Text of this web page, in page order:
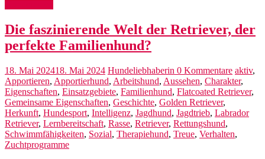
Die faszinierende Welt der Retriever, der
perfekte Familienhund?
18. Mai 202418. Mai 2024 Hundeliebhaberin 0 Kommentare aktiv,
Apportieren, Apportierhund, Arbeitshund, Aussehen, Charakter,
Eigenschaften, Einsatzgebiete, Familienhund, Flatcoated Retriever,
Gemeinsame Eigenschaften, Geschichte, Golden Retriever,
Herkunft, Hundesport, Intelligenz, Jagdhund, Jagdtrieb, Labrador
Retriever, Lernbereitschaft, Rasse, Retriever, Rettungshund,
Schwimmfähigkeiten, Sozial, Therapiehund, Treue, Verhalten,
Zuchtprogramme